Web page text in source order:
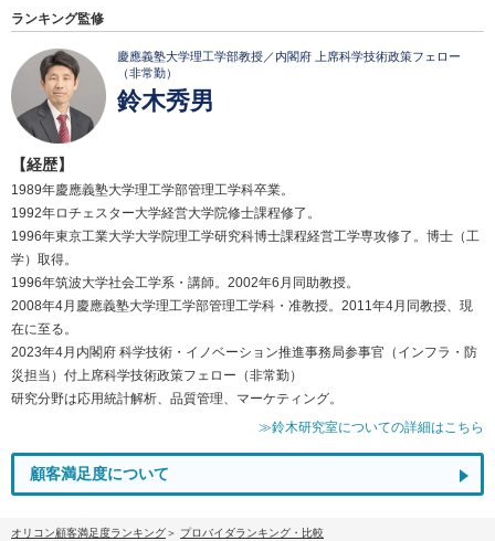
ランキング監修
慶應義塾大学理工学部教授／内閣府 上席科学技術政策フェロー
（非常勤）
鈴木秀男
【経歴】
1989年慶應義塾大学理工学部管理工学科卒業。
1992年ロチェスター大学経営大学院修士課程修了。
1996年東京工業大学大学院理工学研究科博士課程経営工学専攻修了。博士（工
学）取得。
1996年筑波大学社会工学系・講師。2002年6月同助教授。
2008年4月慶應義塾大学理工学部管理工学科・准教授。2011年4月同教授、現
在に至る。
2023年4月内閣府 科学技術・イノベーション推進事務局参事官（インフラ・防
災担当）付上席科学技術政策フェロー（非常勤）
研究分野は応用統計解析、品質管理、マーケティング。
≫鈴木研究室についての詳細はこちら
顧客満足度について
オリコン顧客満足度ランキング
プロバイダランキング・比較